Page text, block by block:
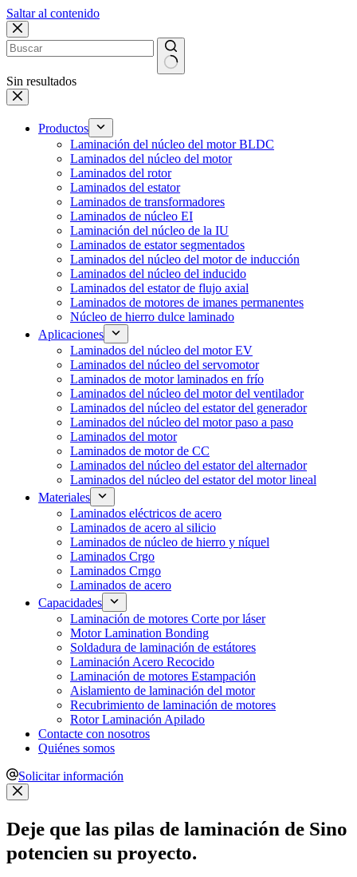
Saltar al contenido
Sin resultados
Productos
Laminación del núcleo del motor BLDC
Laminados del núcleo del motor
Laminados del rotor
Laminados del estator
Laminados de transformadores
Laminados de núcleo EI
Laminación del núcleo de la IU
Laminados de estator segmentados
Laminados del núcleo del motor de inducción
Laminados del núcleo del inducido
Laminados del estator de flujo axial
Laminados de motores de imanes permanentes
Núcleo de hierro dulce laminado
Aplicaciones
Laminados del núcleo del motor EV
Laminados del núcleo del servomotor
Laminados de motor laminados en frío
Laminados del núcleo del motor del ventilador
Laminados del núcleo del estator del generador
Laminados del núcleo del motor paso a paso
Laminados del motor
Laminados de motor de CC
Laminados del núcleo del estator del alternador
Laminados del núcleo del estator del motor lineal
Materiales
Laminados eléctricos de acero
Laminados de acero al silicio
Laminados de núcleo de hierro y níquel
Laminados Crgo
Laminados Crngo
Laminados de acero
Capacidades
Laminación de motores Corte por láser
Motor Lamination Bonding
Soldadura de laminación de estátores
Laminación Acero Recocido
Laminación de motores Estampación
Aislamiento de laminación del motor
Recubrimiento de laminación de motores
Rotor Laminación Apilado
Contacte con nosotros
Quiénes somos
Solicitar información
Deje que las pilas de laminación de Sino
potencien su proyecto.